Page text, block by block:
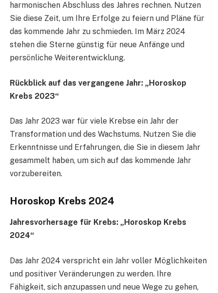
harmonischen Abschluss des Jahres rechnen. Nutzen
Sie diese Zeit, um Ihre Erfolge zu feiern und Pläne für
das kommende Jahr zu schmieden. Im März 2024
stehen die Sterne günstig für neue Anfänge und
persönliche Weiterentwicklung.
Rückblick auf das vergangene Jahr: „Horoskop
Krebs 2023“
Das Jahr 2023 war für viele Krebse ein Jahr der
Transformation und des Wachstums. Nutzen Sie die
Erkenntnisse und Erfahrungen, die Sie in diesem Jahr
gesammelt haben, um sich auf das kommende Jahr
vorzubereiten.
Horoskop Krebs 2024
Jahresvorhersage für Krebs: „Horoskop Krebs
2024“
Das Jahr 2024 verspricht ein Jahr voller Möglichkeiten
und positiver Veränderungen zu werden. Ihre
Fähigkeit, sich anzupassen und neue Wege zu gehen,